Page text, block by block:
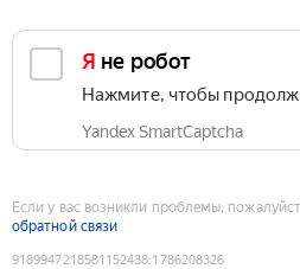
Я не робот
Нажмите, чтобы
Yandex SmartCaptcha
Если у вас возникли проблемы,
обратной связи
9189947218581152438:1786208326